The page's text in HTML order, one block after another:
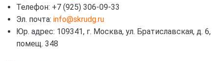
Телефон: +7 (925) 306-09-33
Эл. почта: info@skrudg.ru
Юр. адрес: 109341, г. Москва, ул. Братиславская, д. 6,
помещ. 348